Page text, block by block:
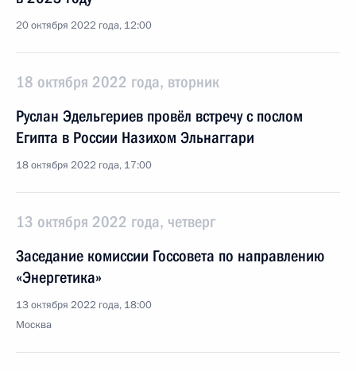
20 октября 2022 года, 12:00
18 октября 2022 года, вторник
Руслан Эдельгериев провёл встречу с послом
Египта в России Назихом Эльнаггари
18 октября 2022 года, 17:00
13 октября 2022 года, четверг
Заседание комиссии Госсовета по направлению
«Энергетика»
13 октября 2022 года, 18:00
Москва